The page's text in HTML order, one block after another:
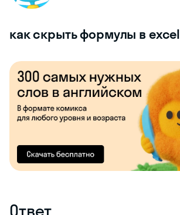
как скрыть формулы в excel
Ответ